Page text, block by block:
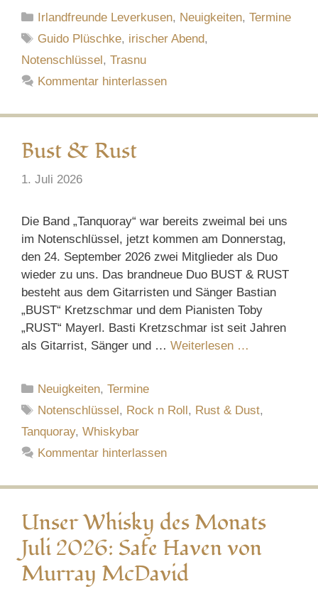
Kategorien
Irlandfreunde Leverkusen, Neuigkeiten,Termine
Schlagwörter
Guido Plüschke, irischer Abend,
Notenschlüssel, Trasnu
Kommentar hinterlassen
Bust & Rust
1. Juli 2026
Die Band „Tanquoray“ war bereits zweimal bei uns
im Notenschlüssel, jetzt kommen am Donnerstag,
den 24. September 2026 zwei Mitglieder als Duo
wieder zu uns. Das brandneue Duo BUST & RUST
besteht aus dem Gitarristen und Sänger Bastian
„BUST“ Kretzschmar und dem Pianisten Toby
„RUST“ Mayerl. Basti Kretzschmar ist seit Jahren
als Gitarrist, Sänger und … Weiterlesen …
Kategorien
Neuigkeiten,Termine
Schlagwörter
Notenschlüssel, Rock n Roll, Rust & Dust,
Tanquoray, Whiskybar
Kommentar hinterlassen
Unser Whisky des Monats
Juli 2026: Safe Haven von
Murray McDavid